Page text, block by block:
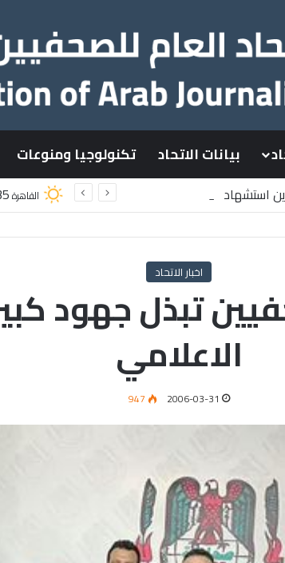
بيانات الاتحاد تكنولوجيا ومنوعات
استشهاد
القاهرة
اخبار الاتحاد
تبذل جهود
الاعلامي
2006-03-31
947